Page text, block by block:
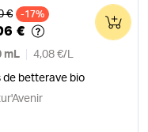
prix
€ -17%
€
mL 4,08 €/ L
de betterave bio
0